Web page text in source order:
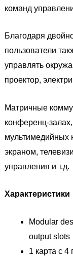
команд
Благодаря
пользователи
управлять
проектор,
Матричные
конференц-
мультимедийных
экраном,
управления и т.д.
Характеристики
Modular
output slots
1 карта с